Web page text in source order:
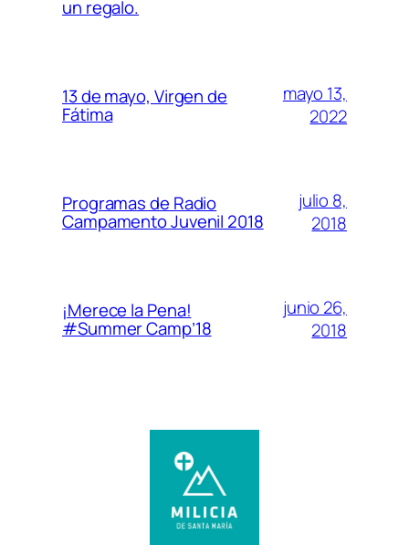
un regalo.
13 de mayo, Virgen de
Fátima
mayo 13,
2022
Programas de Radio
Campamento Juvenil 2018
julio 8,
2018
¡Merece la Pena!
#Summer Camp’18
junio 26,
2018